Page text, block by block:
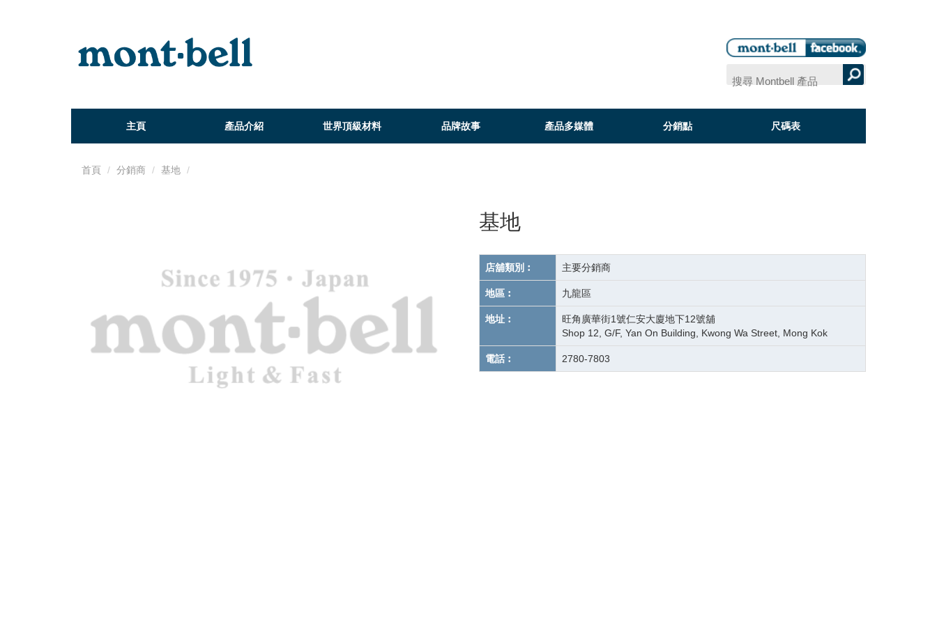
主頁 產品介紹 世界頂級材料 品牌故事 產品多媒體 分銷點 尺碼表
首頁 分銷商 基地
基地
店舖類別︰ 主要分銷商
地區︰ 九龍區
地址︰
旺角廣華街1號仁安大廈地下12號舖
Shop 12, G/F, Yan On Building, Kwong Wa Street, Mong Kok
電話︰ 2780-7803